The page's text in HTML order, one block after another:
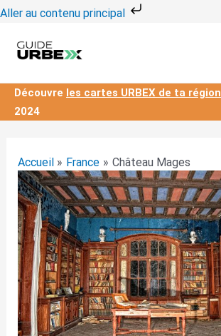
Aller au contenu principal
Aller
contenu
Découvre les cartes URBEX de ta région
2024
Accueil France Château Mages